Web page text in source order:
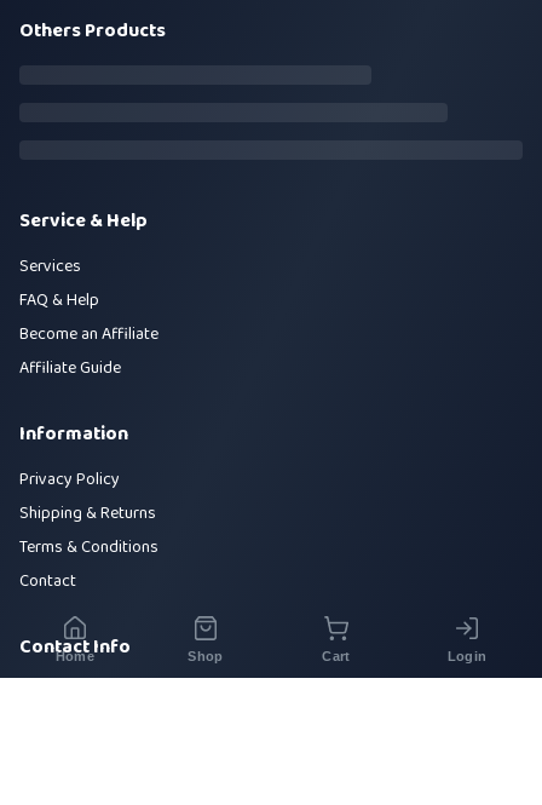
Others Products
Service & Help
Services
FAQ & Help
Become an Affiliate
Affiliate Guide
Information
Privacy Policy
Shipping & Returns
Terms & Conditions
Contact
Contact Info
Home Shop Cart Login